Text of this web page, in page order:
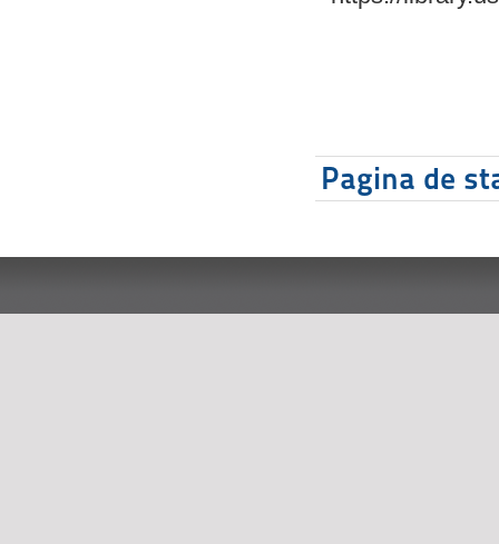
Pagina de